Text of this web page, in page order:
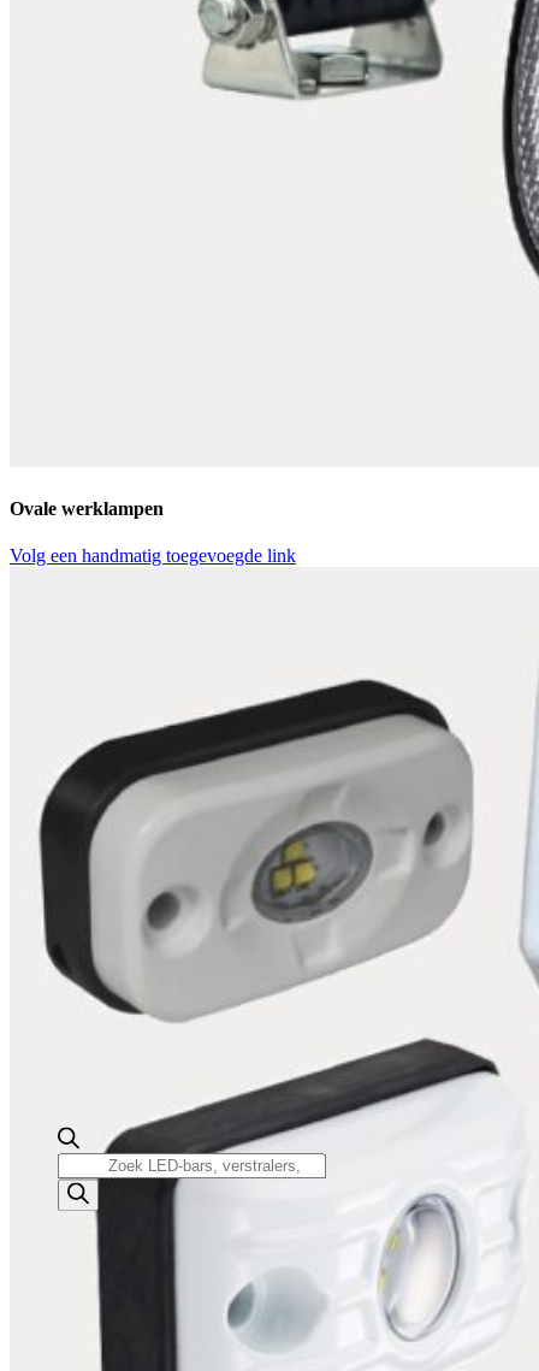
Producten
zoeken
Ovale werklampen
Volg een handmatig toegevoegde link